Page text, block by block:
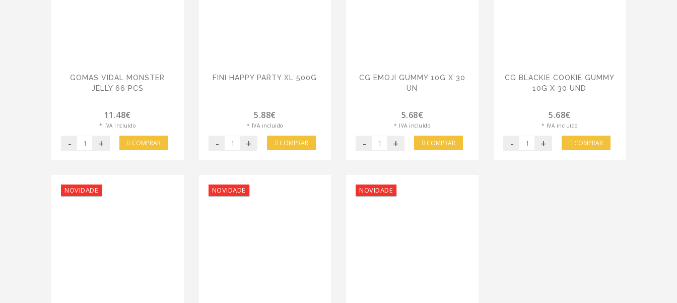
GOMAS VIDAL MONSTER
JELLY 66 PCS
11.48€
* IVA incluído
- + COMPRAR
FINI HAPPY PARTY XL 500G
5.88€
* IVA incluído
- + COMPRAR
CG EMOJI GUMMY 10G X 30
UN
5.68€
* IVA incluído
- + COMPRAR
CG BLACKIE COOKIE GUMMY
10G X 30 UND
5.68€
* IVA incluído
- + COMPRAR
NOVIDADE NOVIDADE NOVIDADE